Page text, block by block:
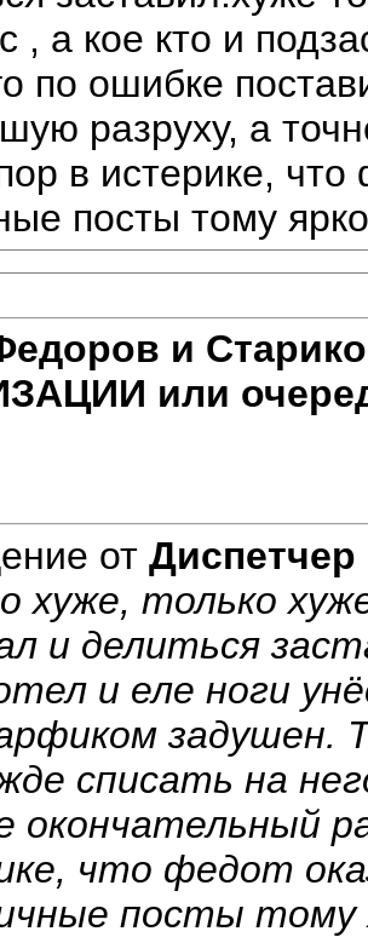
, а кое кто и
по ошибке
разруху, а
в истерике,
посты тому
и
или
от Диспетчер
хуже, только
и делиться
и еле ноги
задушен.
списать на
окончательный
что федот
посты тому